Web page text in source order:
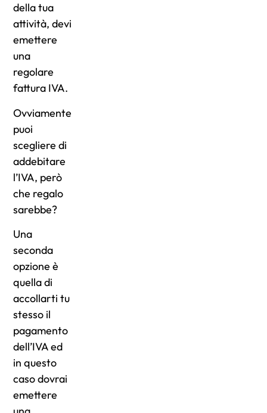
della tua
attività, devi
emettere
una
regolare
fattura IVA.
Ovviamente
puoi
scegliere di
addebitare
l’IVA, però
che regalo
sarebbe?
Una
seconda
opzione è
quella di
accollarti tu
stesso il
pagamento
dell’IVA ed
in questo
caso dovrai
emettere